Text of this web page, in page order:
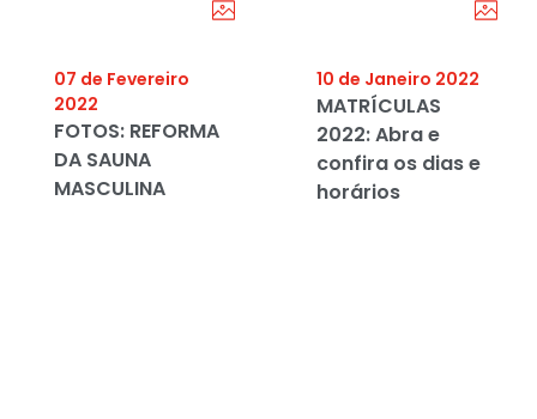
07 de Fevereiro
2022
FOTOS: REFORMA
DA SAUNA
MASCULINA
10 de Janeiro 2022
MATRÍCULAS
2022: Abra e
confira os dias e
horários